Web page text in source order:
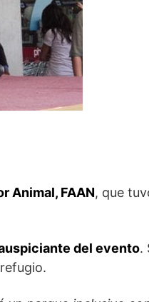
Animal, FAAN, que
del evento.